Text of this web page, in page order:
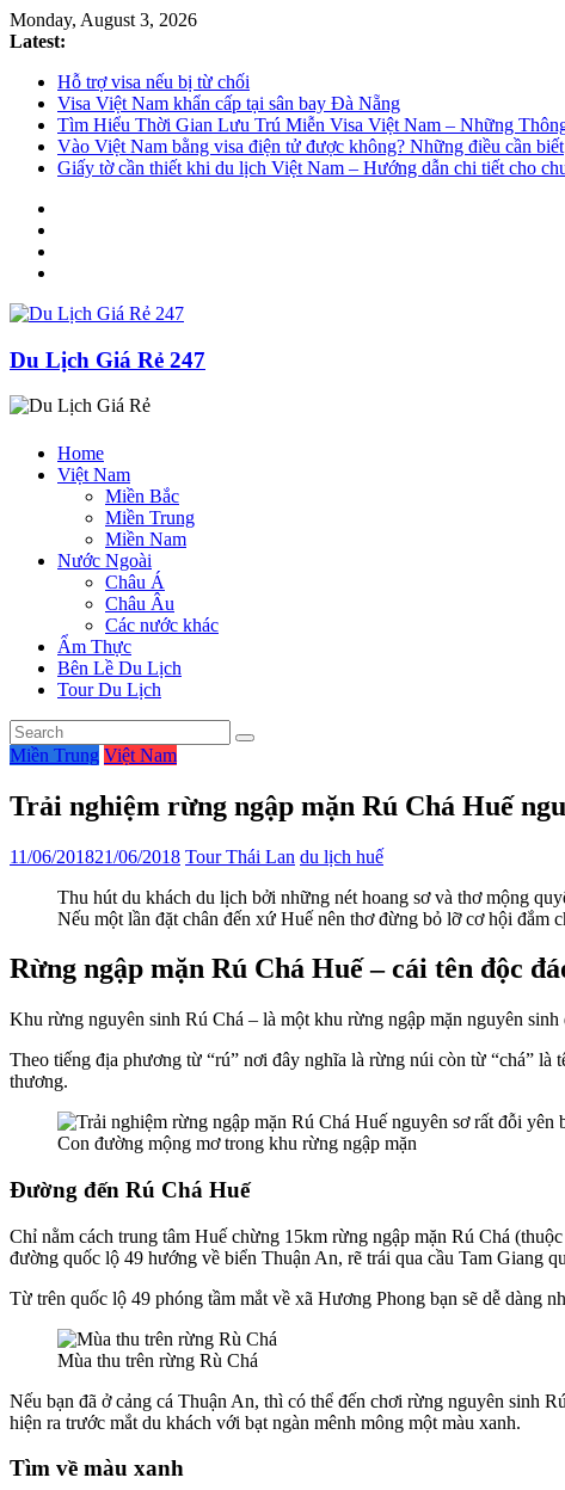
Monday, August 3, 2026
Latest:
Hỗ trợ visa nếu bị từ chối
Visa Việt Nam khẩn cấp tại sân bay Đà Nẵng
Tìm Hiểu Thời Gian Lưu Trú Miễn Visa Việt Nam – Những
Vào Việt Nam bằng visa điện tử được không? Những điều cần biết
Giấy tờ cần thiết khi du lịch Việt Nam – Hướng dẫn chi tiết cho
Du Lịch Giá Rẻ 247
Home
Việt Nam
Miền Bắc
Miền Trung
Miền Nam
Nước Ngoài
Châu Á
Châu Âu
Các nước khác
Ẩm Thực
Bên Lề Du Lịch
Tour Du Lịch
Miền Trung Việt Nam
Trải nghiệm rừng ngập mặn Rú Chá Huế
11/06/201821/06/2018 Tour Thái Lan du lịch huế
Thu hút du khách du lịch bởi những nét hoang sơ và thơ mộng
Nếu một lần đặt chân đến xứ Huế nên thơ đừng bỏ lỡ cơ hội đắm
Rừng ngập mặn Rú Chá Huế – cái tên độc
Khu rừng nguyên sinh Rú Chá – là một khu rừng ngập mặn nguyên
Theo tiếng địa phương từ “rú” nơi đây nghĩa là rừng núi còn từ “chá”
thương.
Con đường mộng mơ trong khu rừng ngập mặn
Đường đến Rú Chá Huế
Chỉ nằm cách trung tâm Huế chừng 15km rừng ngập mặn Rú Chá
đường quốc lộ 49 hướng về biển Thuận An, rẽ trái qua cầu Tam Giang
Từ trên quốc lộ 49 phóng tầm mắt về xã Hương Phong bạn sẽ dễ dàng
Mùa thu trên rừng Rù Chá
Nếu bạn đã ở cảng cá Thuận An, thì có thể đến chơi rừng nguyên sinh
hiện ra trước mắt du khách với bạt ngàn mênh mông một màu xanh.
Tìm về màu xanh